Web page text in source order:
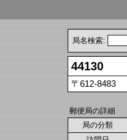
局名検索:
44130
〒612-8483
郵便局の詳細
局の分類